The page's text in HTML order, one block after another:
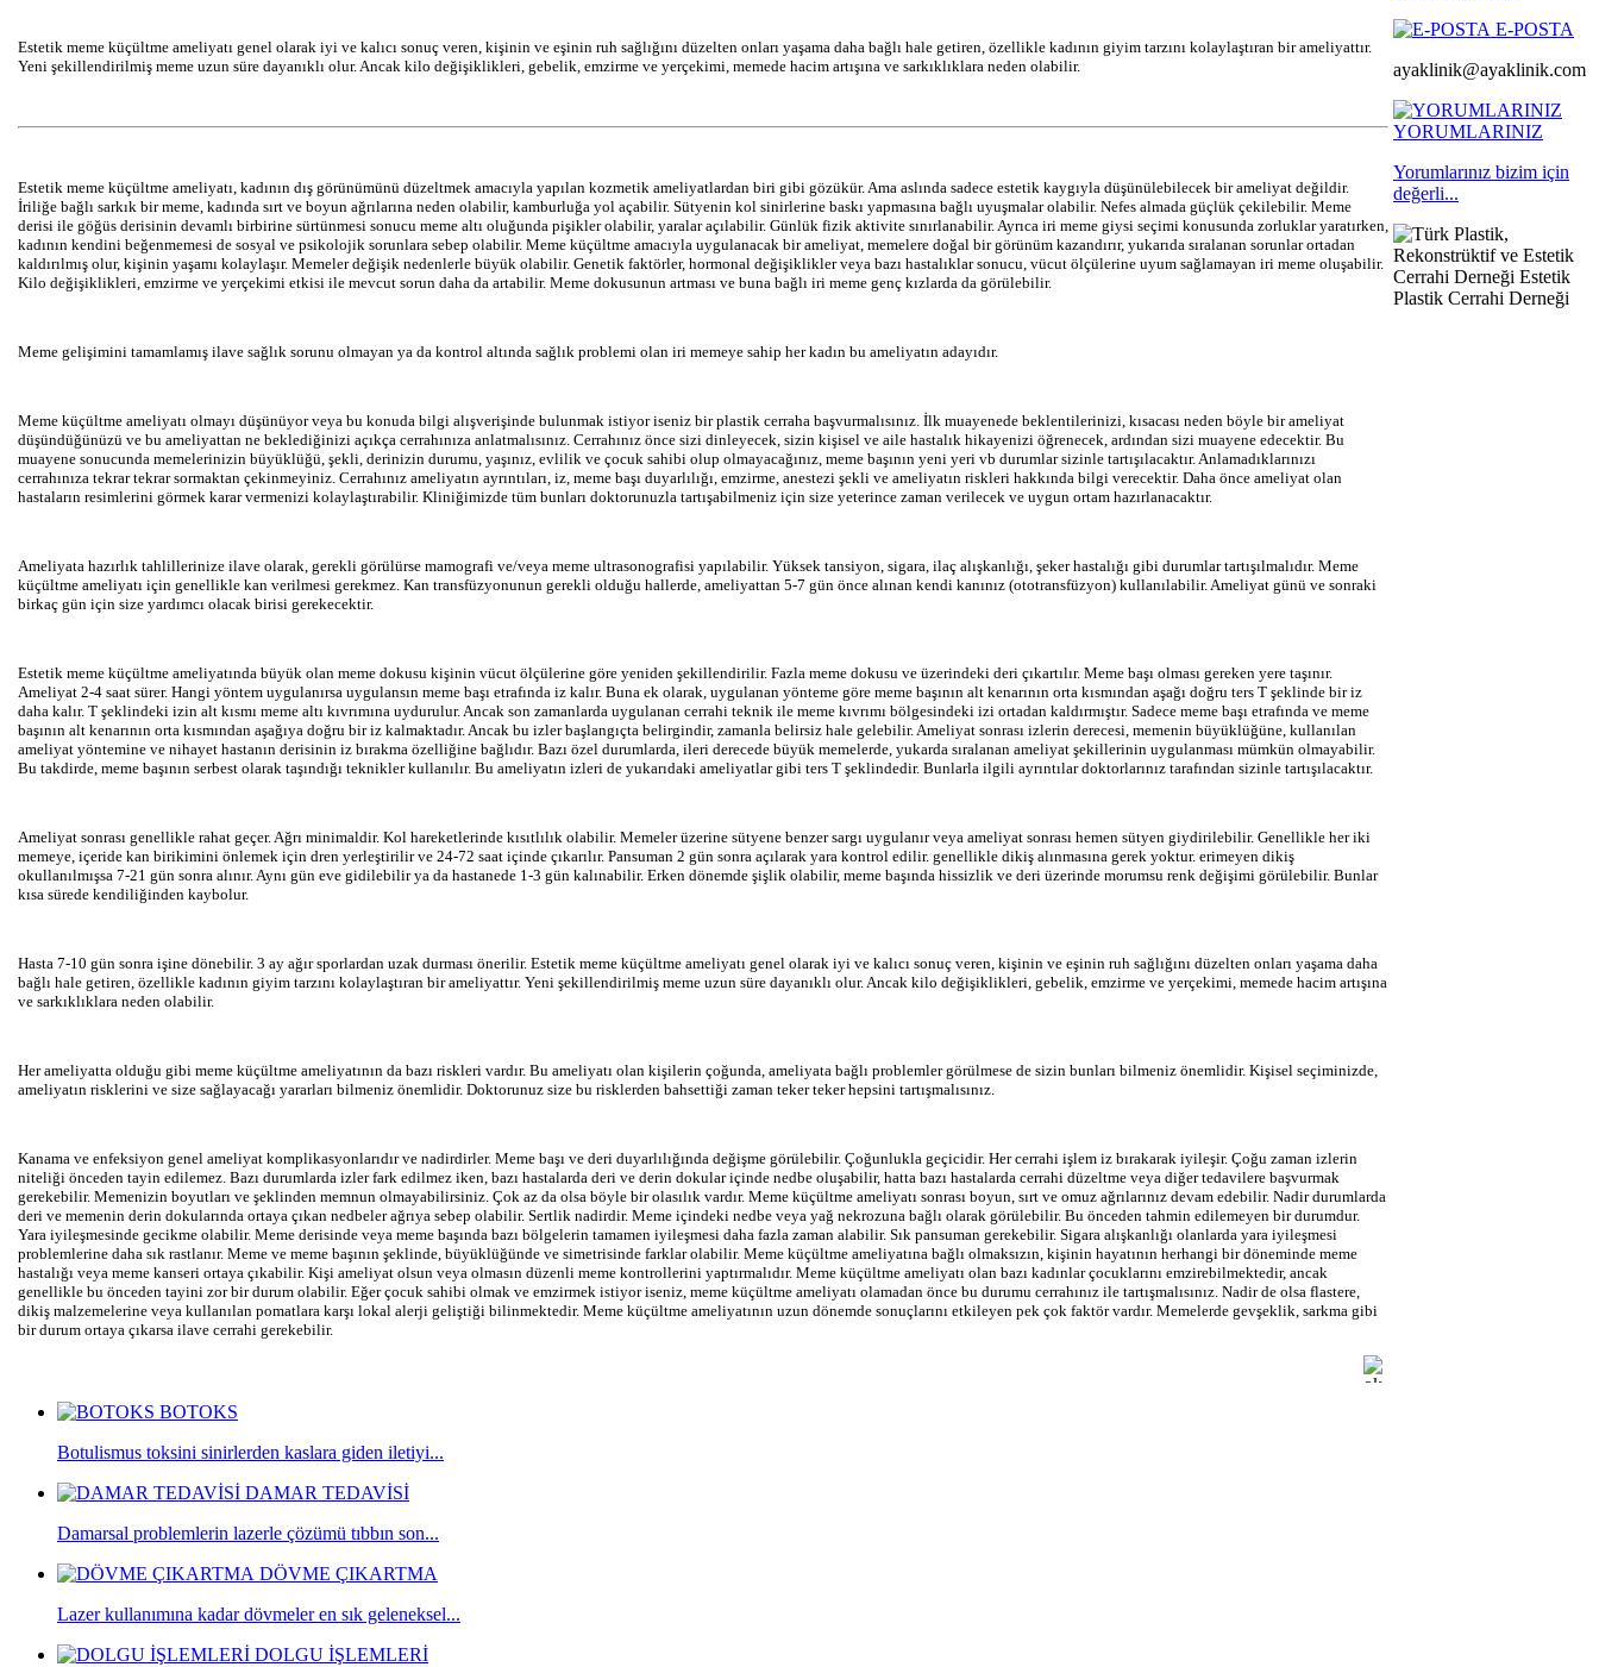
Estetik meme küçültme ameliyatı genel olarak iyi ve kalıcı sonuç veren, kişinin ve eşinin ruh sağlığını düzelten onları yaşama daha bağlı hale getiren, özellikle kadının giyim tarzını kolaylaştıran bir ameliyattır.
Yeni şekillendirilmiş meme uzun süre dayanıklı olur. Ancak kilo değişiklikleri, gebelik, emzirme ve yerçekimi, memede hacim artışına ve sarkıklıklara neden olabilir.
Estetik meme küçültme ameliyatı, kadının dış görünümünü düzeltmek amacıyla yapılan kozmetik ameliyatlardan biri gibi gözükür. Ama aslında sadece estetik kaygıyla düşünülebilecek bir ameliyat değildir.
İriliğe bağlı sarkık bir meme, kadında sırt ve boyun ağrılarına neden olabilir, kamburluğa yol açabilir. Sütyenin kol sinirlerine baskı yapmasına bağlı uyuşmalar olabilir. Nefes almada güçlük çekilebilir. Meme
derisi ile göğüs derisinin devamlı birbirine sürtünmesi sonucu meme altı oluğunda pişikler olabilir, yaralar açılabilir. Günlük fizik aktivite sınırlanabilir. Ayrıca iri meme giysi seçimi konusunda zorluklar yaratırken,
kadının kendini beğenmemesi de sosyal ve psikolojik sorunlara sebep olabilir. Meme küçültme amacıyla uygulanacak bir ameliyat, memelere doğal bir görünüm kazandırır, yukarıda sıralanan sorunlar ortadan
kaldırılmış olur, kişinin yaşamı kolaylaşır. Memeler değişik nedenlerle büyük olabilir. Genetik faktörler, hormonal değişiklikler veya bazı hastalıklar sonucu, vücut ölçülerine uyum sağlamayan iri meme oluşabilir.
Kilo değişiklikleri, emzirme ve yerçekimi etkisi ile mevcut sorun daha da artabilir. Meme dokusunun artması ve buna bağlı iri meme genç kızlarda da görülebilir.
Meme gelişimini tamamlamış ilave sağlık sorunu olmayan ya da kontrol altında sağlık problemi olan iri memeye sahip her kadın bu ameliyatın adayıdır.
Meme küçültme ameliyatı olmayı düşünüyor veya bu konuda bilgi alışverişinde bulunmak istiyor iseniz bir plastik cerraha başvurmalısınız. İlk muayenede beklentilerinizi, kısacası neden böyle bir ameliyat
düşündüğünüzü ve bu ameliyattan ne beklediğinizi açıkça cerrahınıza anlatmalısınız. Cerrahınız önce sizi dinleyecek, sizin kişisel ve aile hastalık hikayenizi öğrenecek, ardından sizi muayene edecektir. Bu
muayene sonucunda memelerinizin büyüklüğü, şekli, derinizin durumu, yaşınız, evlilik ve çocuk sahibi olup olmayacağınız, meme başının yeni yeri vb durumlar sizinle tartışılacaktır. Anlamadıklarınızı
cerrahınıza tekrar tekrar sormaktan çekinmeyiniz. Cerrahınız ameliyatın ayrıntıları, iz, meme başı duyarlılığı, emzirme, anestezi şekli ve ameliyatın riskleri hakkında bilgi verecektir. Daha önce ameliyat olan
hastaların resimlerini görmek karar vermenizi kolaylaştırabilir. Kliniğimizde tüm bunları doktorunuzla tartışabilmeniz için size yeterince zaman verilecek ve uygun ortam hazırlanacaktır.
Ameliyata hazırlık tahlillerinize ilave olarak, gerekli görülürse mamografi ve/veya meme ultrasonografisi yapılabilir. Yüksek tansiyon, sigara, ilaç alışkanlığı, şeker hastalığı gibi durumlar tartışılmalıdır. Meme
küçültme ameliyatı için genellikle kan verilmesi gerekmez. Kan transfüzyonunun gerekli olduğu hallerde, ameliyattan 5-7 gün önce alınan kendi kanınız (ototransfüzyon) kullanılabilir. Ameliyat günü ve sonraki
birkaç gün için size yardımcı olacak birisi gerekecektir.
Estetik meme küçültme ameliyatında büyük olan meme dokusu kişinin vücut ölçülerine göre yeniden şekillendirilir. Fazla meme dokusu ve üzerindeki deri çıkartılır. Meme başı olması gereken yere taşınır.
Ameliyat 2-4 saat sürer. Hangi yöntem uygulanırsa uygulansın meme başı etrafında iz kalır. Buna ek olarak, uygulanan yönteme göre meme başının alt kenarının orta kısmından aşağı doğru ters T şeklinde bir iz
daha kalır. T şeklindeki izin alt kısmı meme altı kıvrımına uydurulur. Ancak son zamanlarda uygulanan cerrahi teknik ile meme kıvrımı bölgesindeki izi ortadan kaldırmıştır. Sadece meme başı etrafında ve meme
başının alt kenarının orta kısmından aşağıya doğru bir iz kalmaktadır. Ancak bu izler başlangıçta belirgindir, zamanla belirsiz hale gelebilir. Ameliyat sonrası izlerin derecesi, memenin büyüklüğüne, kullanılan
ameliyat yöntemine ve nihayet hastanın derisinin iz bırakma özelliğine bağlıdır. Bazı özel durumlarda, ileri derecede büyük memelerde, yukarda sıralanan ameliyat şekillerinin uygulanması mümkün olmayabilir.
Bu takdirde, meme başının serbest olarak taşındığı teknikler kullanılır. Bu ameliyatın izleri de yukarıdaki ameliyatlar gibi ters T şeklindedir. Bunlarla ilgili ayrıntılar doktorlarınız tarafından sizinle tartışılacaktır.
Ameliyat sonrası genellikle rahat geçer. Ağrı minimaldir. Kol hareketlerinde kısıtlılık olabilir. Memeler üzerine sütyene benzer sargı uygulanır veya ameliyat sonrası hemen sütyen giydirilebilir. Genellikle her iki
memeye, içeride kan birikimini önlemek için dren yerleştirilir ve 24-72 saat içinde çıkarılır. Pansuman 2 gün sonra açılarak yara kontrol edilir. genellikle dikiş alınmasına gerek yoktur. erimeyen dikiş
okullanılmışsa 7-21 gün sonra alınır. Aynı gün eve gidilebilir ya da hastanede 1-3 gün kalınabilir. Erken dönemde şişlik olabilir, meme başında hissizlik ve deri üzerinde morumsu renk değişimi görülebilir. Bunlar
kısa sürede kendiliğinden kaybolur.
Hasta 7-10 gün sonra işine dönebilir. 3 ay ağır sporlardan uzak durması önerilir. Estetik meme küçültme ameliyatı genel olarak iyi ve kalıcı sonuç veren, kişinin ve eşinin ruh sağlığını düzelten onları yaşama daha
bağlı hale getiren, özellikle kadının giyim tarzını kolaylaştıran bir ameliyattır. Yeni şekillendirilmiş meme uzun süre dayanıklı olur. Ancak kilo değişiklikleri, gebelik, emzirme ve yerçekimi, memede hacim artışına
ve sarkıklıklara neden olabilir.
Her ameliyatta olduğu gibi meme küçültme ameliyatının da bazı riskleri vardır. Bu ameliyatı olan kişilerin çoğunda, ameliyata bağlı problemler görülmese de sizin bunları bilmeniz önemlidir. Kişisel seçiminizde,
ameliyatın risklerini ve size sağlayacağı yararları bilmeniz önemlidir. Doktorunuz size bu risklerden bahsettiği zaman teker teker hepsini tartışmalısınız.
Kanama ve enfeksiyon genel ameliyat komplikasyonlarıdır ve nadirdirler. Meme başı ve deri duyarlılığında değişme görülebilir. Çoğunlukla geçicidir. Her cerrahi işlem iz bırakarak iyileşir. Çoğu zaman izlerin
niteliği önceden tayin edilemez. Bazı durumlarda izler fark edilmez iken, bazı hastalarda deri ve derin dokular içinde nedbe oluşabilir, hatta bazı hastalarda cerrahi düzeltme veya diğer tedavilere başvurmak
gerekebilir. Memenizin boyutları ve şeklinden memnun olmayabilirsiniz. Çok az da olsa böyle bir olasılık vardır. Meme küçültme ameliyatı sonrası boyun, sırt ve omuz ağrılarınız devam edebilir. Nadir durumlarda
deri ve memenin derin dokularında ortaya çıkan nedbeler ağrıya sebep olabilir. Sertlik nadirdir. Meme içindeki nedbe veya yağ nekrozuna bağlı olarak görülebilir. Bu önceden tahmin edilemeyen bir durumdur.
Yara iyileşmesinde gecikme olabilir. Meme derisinde veya meme başında bazı bölgelerin tamamen iyileşmesi daha fazla zaman alabilir. Sık pansuman gerekebilir. Sigara alışkanlığı olanlarda yara iyileşmesi
problemlerine daha sık rastlanır. Meme ve meme başının şeklinde, büyüklüğünde ve simetrisinde farklar olabilir. Meme küçültme ameliyatına bağlı olmaksızın, kişinin hayatının herhangi bir döneminde meme
hastalığı veya meme kanseri ortaya çıkabilir. Kişi ameliyat olsun veya olmasın düzenli meme kontrollerini yaptırmalıdır. Meme küçültme ameliyatı olan bazı kadınlar çocuklarını emzirebilmektedir, ancak
genellikle bu önceden tayini zor bir durum olabilir. Eğer çocuk sahibi olmak ve emzirmek istiyor iseniz, meme küçültme ameliyatı olamadan önce bu durumu cerrahınız ile tartışmalısınız. Nadir de olsa flastere,
dikiş malzemelerine veya kullanılan pomatlara karşı lokal alerji geliştiği bilinmektedir. Meme küçültme ameliyatının uzun dönemde sonuçlarını etkileyen pek çok faktör vardır. Memelerde gevşeklik, sarkma gibi
bir durum ortaya çıkarsa ilave cerrahi gerekebilir.
E-POSTA
ayaklinik@ayaklinik.com
YORUMLARINIZ
Yorumlarınız bizim için
değerli...
BOTOKS
Botulismus toksini sinirlerden kaslara giden iletiyi...
DAMAR TEDAVİSİ
Damarsal problemlerin lazerle çözümü tıbbın son...
DÖVME ÇIKARTMA
Lazer kullanımına kadar dövmeler en sık geleneksel...
DOLGU İŞLEMLERİ